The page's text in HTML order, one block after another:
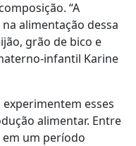
“A
alimentação dessa
grão de bico e
infantil Karine
esses
alimentar. Entre
em um período